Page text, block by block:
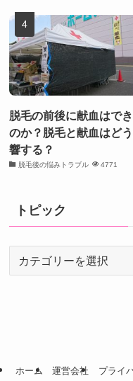
脱毛の前後に献血はで
のか？脱毛と献血はど
響する？
脱毛後の悩みトラブル 4771
トピック
ホーム 運営会社 プライ